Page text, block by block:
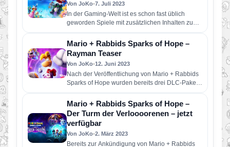
Von JoKo•7. Juli 2023
In der Gaming-Welt ist es schon fast üblich
geworden Spiele mit zusätzlichen Inhalten zum
kostenpflichtigen Download zu versorgen…
Mario + Rabbids Sparks of Hope –
Rayman Teaser
Von JoKo•12. Juni 2023
Nach der Veröffentlichung von Mario + Rabbids
Sparks of Hope wurden bereits drei DLC-Pakete
angekündigt. Paket 1 The…
Mario + Rabbids Sparks of Hope –
Der Turm der Verloooorenen – jetzt
verfügbar
Von JoKo•2. März 2023
Bereits zur Ankündigung von Mario + Rabbids